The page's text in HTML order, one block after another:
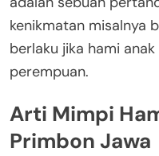
kenikmatan misalnya
berlaku jika hami
perempuan.
Arti Mimpi
Primbon Jawa